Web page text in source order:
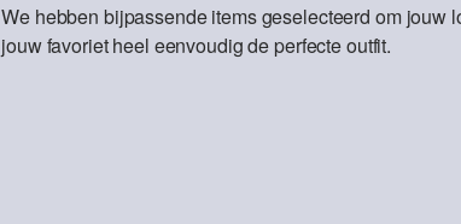
We hebben bijpassende items geselecteerd om jouw
jouw favoriet heel eenvoudig de perfecte outfit.